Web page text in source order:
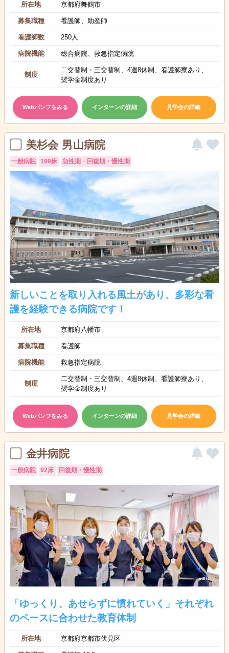
所在地 京都府舞鶴市
募集職種 看護師、助産師
看護師数 250人
病院機能 総合病院、救急指定病院
制度
二交替制・三交替制、4週8休制、看護師寮あり、
奨学金制度あり
Webパンフをみる インターンの詳細 見学会の詳細
美杉会 男山病院
一般病院 199床 急性期・回復期・慢性期
新しいことを取り入れる風土があり、多彩な看
護を経験できる病院です！
所在地 京都府八幡市
募集職種 看護師
病院機能 救急指定病院
制度
二交替制・三交替制、4週8休制、看護師寮あり、
奨学金制度あり
Webパンフをみる インターンの詳細 見学会の詳細
金井病院
一般病院 92床 回復期・慢性期
「ゆっくり、あせらずに慣れていく」それぞれ
のペースに合わせた教育体制
所在地 京都府京都市伏見区